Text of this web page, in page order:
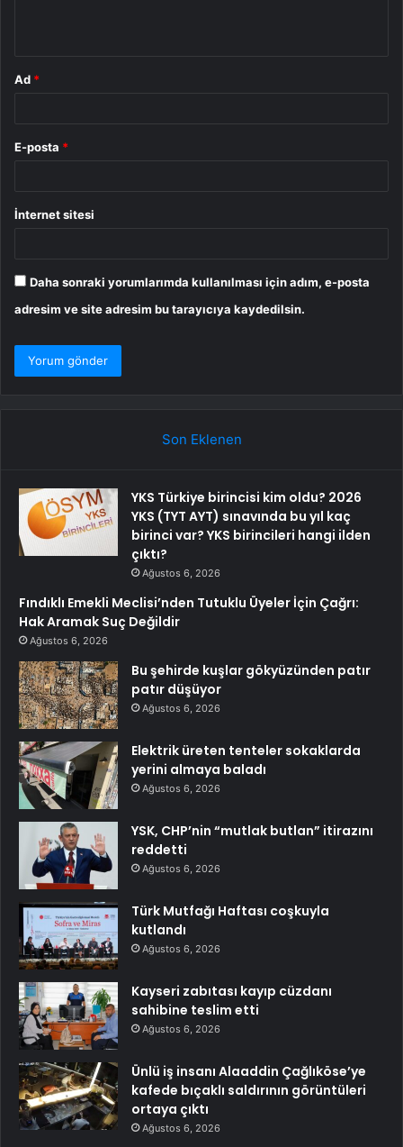
Ad *
E-posta *
İnternet sitesi
Daha sonraki yorumlarımda kullanılması için adım, e-posta
adresim ve site adresim bu tarayıcıya kaydedilsin.
Son Eklenen
YKS Türkiye birincisi kim oldu? 2026
YKS (TYT AYT) sınavında bu yıl kaç
birinci var? YKS birincileri hangi ilden
çıktı?
Ağustos 6, 2026
Fındıklı Emekli Meclisi’nden Tutuklu Üyeler İçin Çağrı:
Hak Aramak Suç Değildir
Ağustos 6, 2026
Bu şehirde kuşlar gökyüzünden patır
patır düşüyor
Ağustos 6, 2026
Elektrik üreten tenteler sokaklarda
yerini almaya baladı
Ağustos 6, 2026
YSK, CHP’nin “mutlak butlan” itirazını
reddetti
Ağustos 6, 2026
Türk Mutfağı Haftası coşkuyla
kutlandı
Ağustos 6, 2026
Kayseri zabıtası kayıp cüzdanı
sahibine teslim etti
Ağustos 6, 2026
Ünlü iş insanı Alaaddin Çağlıköse’ye
kafede bıçaklı saldırının görüntüleri
ortaya çıktı
Ağustos 6, 2026